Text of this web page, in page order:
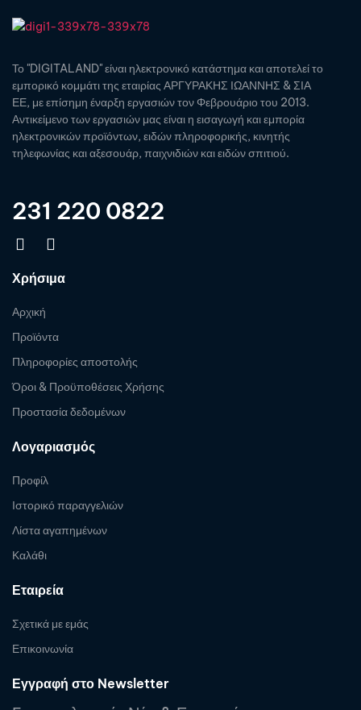
Το "DIGITALAND" είναι ηλεκτρονικό κατάστημα και αποτελεί το
εμπορικό κομμάτι της εταιρίας ΑΡΓΥΡΑΚΗΣ ΙΩΑΝΝΗΣ & ΣΙΑ
ΕΕ, με επίσημη έναρξη εργασιών τον Φεβρουάριο του 2013.
Αντικείμενο των εργασιών μας είναι η εισαγωγή και εμπορία
ηλεκτρονικών προϊόντων, ειδών πληροφορικής, κινητής
τηλεφωνίας και αξεσουάρ, παιχνιδιών και ειδών σπιτιού.
231 220 0822
Χρήσιμα
Αρχική
Προϊόντα
Πληροφορίες αποστολής
Όροι & Προϋποθέσεις Χρήσης
Προστασία δεδομένων
Λογαριασμός
Προφίλ
Ιστορικό παραγγελιών
Λίστα αγαπημένων
Καλάθι
Εταιρεία
Σχετικά με εμάς
Επικοινωνία
Εγγραφή στο Newsletter